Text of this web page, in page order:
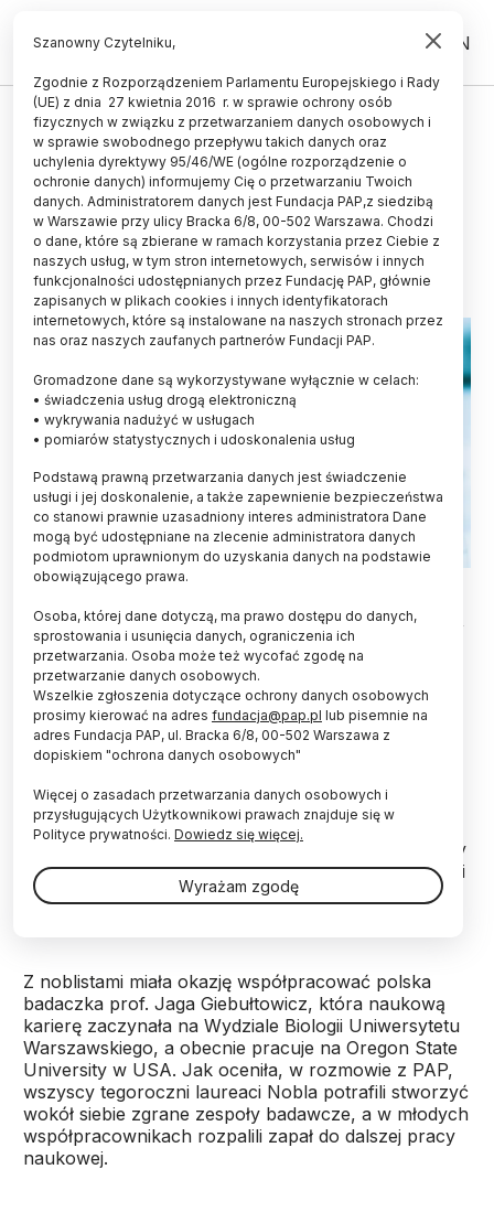
PL EN
Prof. Giebułtowicz: laureaci
medycznego Nobla potrafią
tworzyć zespoły badawcze
02.10.2017
aktualizacja: 02.10.2017
3 minuty czytania
Fot. Fotolia
Tegoroczni laureaci Nobla w dziedzinie medycyny
potrafili stworzyć dobrze funkcjonujące zespoły
badawcze. Obecnie ich wychowankowie pracują
w licznych laboratoriach - powiedziała PAP prof.
Jaga Giebułtowicz, która współpracowała z
noblistami.
W poniedziałek w Sztokholmie Komitet Noblowski
ogłosił, że laureatami Nagrody Nobla w dziedzinie
fizjologii i medycyny zostali trzej Amerykanie: Jeffrey
C. Hall, Michael Rosbash i Michael W. Young. Odkryli
oni molekularnych mechanizmy kontrolujące rytmy
Z noblistami miała okazję współpracować polska
badaczka prof. Jaga Giebułtowicz, która naukową
karierę zaczynała na Wydziale Biologii Uniwersytetu
Warszawskiego, a obecnie pracuje na Oregon State
University w USA. Jak oceniła, w rozmowie z PAP,
wszyscy tegoroczni laureaci Nobla potrafili stworzyć
wokół siebie zgrane zespoły badawcze, a w młodych
współpracownikach rozpalili zapał do dalszej pracy
naukowej.
Szanowny Czytelniku,
Zgodnie z Rozporządzeniem Parlamentu Europejskiego i Rady
(UE) z dnia 27 kwietnia 2016 r. w sprawie ochrony osób
fizycznych w związku z przetwarzaniem danych osobowych i
w sprawie swobodnego przepływu takich danych oraz
uchylenia dyrektywy 95/46/WE (ogólne rozporządzenie o
ochronie danych) informujemy Cię o przetwarzaniu Twoich
danych. Administratorem danych jest Fundacja PAP,z siedzibą
w Warszawie przy ulicy Bracka 6/8, 00-502 Warszawa. Chodzi
o dane, które są zbierane w ramach korzystania przez Ciebie z
naszych usług, w tym stron internetowych, serwisów i innych
funkcjonalności udostępnianych przez Fundację PAP, głównie
zapisanych w plikach cookies i innych identyfikatorach
internetowych, które są instalowane na naszych stronach przez
nas oraz naszych zaufanych partnerów Fundacji PAP.
Gromadzone dane są wykorzystywane wyłącznie w celach:
• świadczenia usług drogą elektroniczną
• wykrywania nadużyć w usługach
• pomiarów statystycznych i udoskonalenia usług
Podstawą prawną przetwarzania danych jest świadczenie
usługi i jej doskonalenie, a także zapewnienie bezpieczeństwa
co stanowi prawnie uzasadniony interes administratora Dane
mogą być udostępniane na zlecenie administratora danych
podmiotom uprawnionym do uzyskania danych na podstawie
obowiązującego prawa.
Osoba, której dane dotyczą, ma prawo dostępu do danych,
sprostowania i usunięcia danych, ograniczenia ich
przetwarzania. Osoba może też wycofać zgodę na
przetwarzanie danych osobowych.
Wszelkie zgłoszenia dotyczące ochrony danych osobowych
prosimy kierować na adres fundacja@pap.pl lub pisemnie na
adres Fundacja PAP, ul. Bracka 6/8, 00-502 Warszawa z
dopiskiem "ochrona danych osobowych"
Więcej o zasadach przetwarzania danych osobowych i
przysługujących Użytkownikowi prawach znajduje się w
Polityce prywatności. Dowiedz się więcej.
Wyrażam zgodę